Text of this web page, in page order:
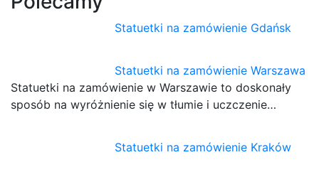
Statuetki na zamówienie Gdańsk
Statuetki na zamówienie Warszawa
Statuetki na zamówienie w Warszawie to doskonały
sposób na wyróżnienie się w tłumie i uczczenie…
Statuetki na zamówienie Kraków